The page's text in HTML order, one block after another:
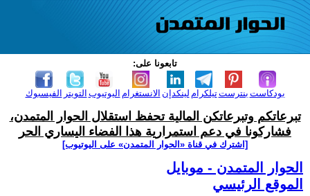
تابعونا على:
الفيسبوك التويتر اليوتيوب الانستغرام لينكدإن تيلكرامبنترست بودكاست
تبرعاتكم وتبرعاتكن المالية تحفظ استقلال الحوار المتمدن،
فشاركونا في دعم استمرارية هذا الفضاء اليساري الحر
[اشترك في قناة ‫«الحوار المتمدن» على اليوتيوب]
الحوار المتمدن - موبايل
الموقع الرئيسي